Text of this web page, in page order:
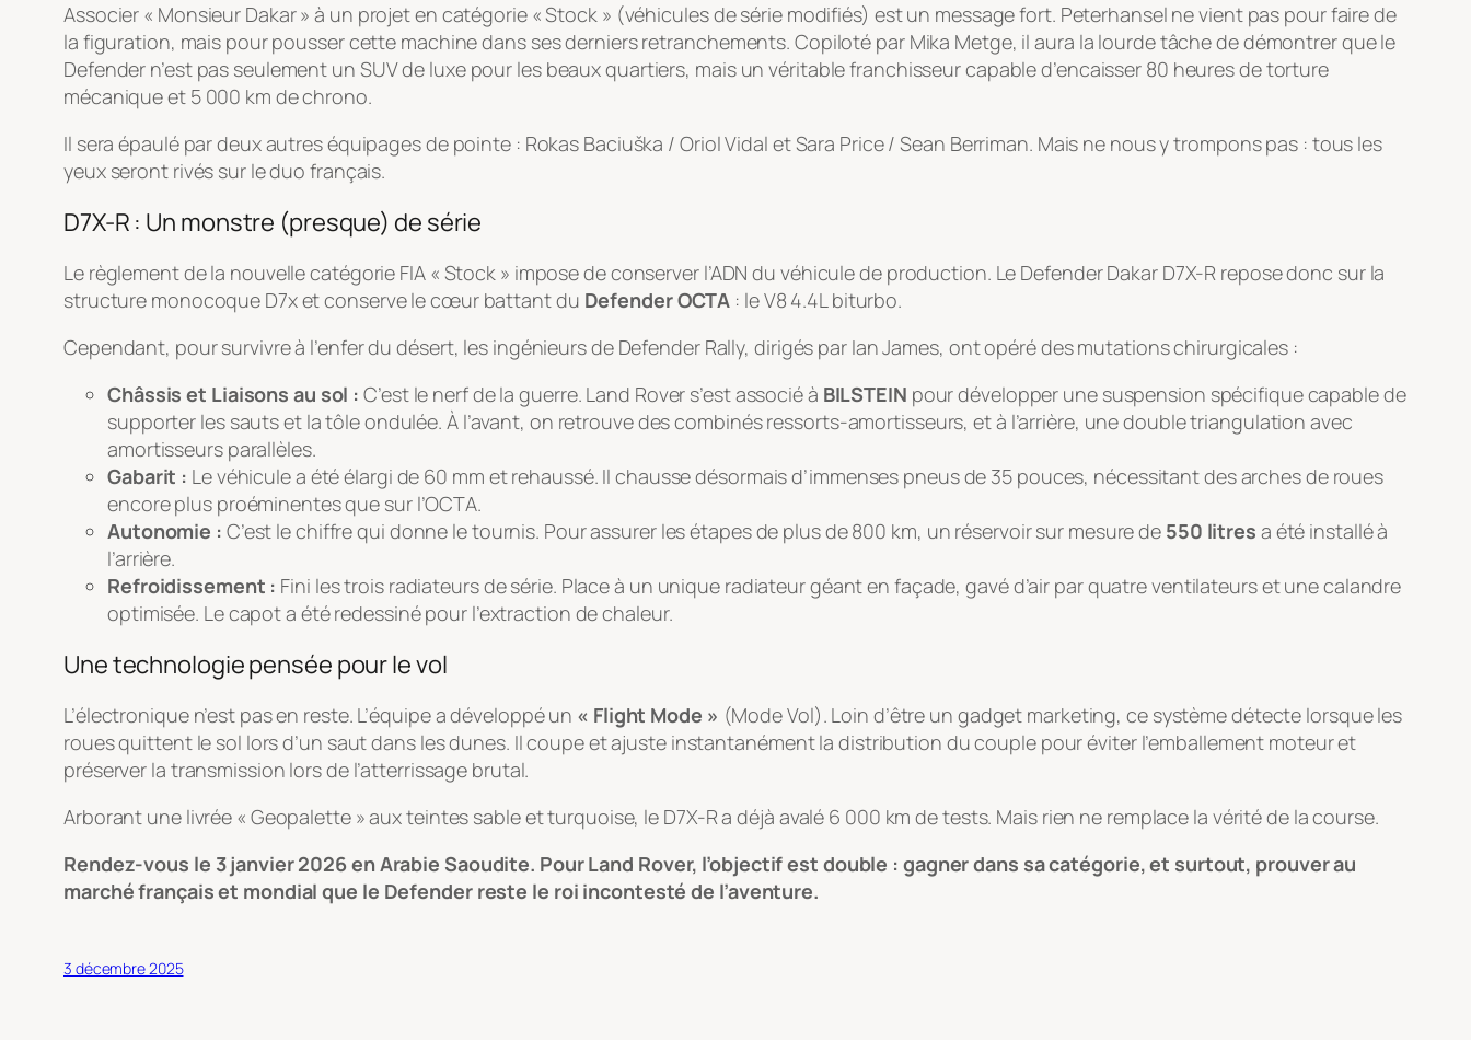
Associer « Monsieur Dakar » à un projet en catégorie « Stock » (véhicules de série modifiés) est un message fort. Peterhansel ne vient pas pour faire de
la figuration, mais pour pousser cette machine dans ses derniers retranchements. Copiloté par Mika Metge, il aura la lourde tâche de démontrer que le
Defender n’est pas seulement un SUV de luxe pour les beaux quartiers, mais un véritable franchisseur capable d’encaisser 80 heures de torture
mécanique et 5 000 km de chrono.
Il sera épaulé par deux autres équipages de pointe : Rokas Baciuška / Oriol Vidal et Sara Price / Sean Berriman. Mais ne nous y trompons pas : tous les
yeux seront rivés sur le duo français.
D7X-R : Un monstre (presque) de série
Le règlement de la nouvelle catégorie FIA « Stock » impose de conserver l’ADN du véhicule de production. Le Defender Dakar D7X-R repose donc sur la
structure monocoque D7x et conserve le cœur battant du Defender OCTA : le V8 4.4L biturbo.
Cependant, pour survivre à l’enfer du désert, les ingénieurs de Defender Rally, dirigés par Ian James, ont opéré des mutations chirurgicales :
Châssis et Liaisons au sol : C’est le nerf de la guerre. Land Rover s’est associé à BILSTEIN pour développer une suspension spécifique capable de
supporter les sauts et la tôle ondulée. À l’avant, on retrouve des combinés ressorts-amortisseurs, et à l’arrière, une double triangulation avec
amortisseurs parallèles.
Gabarit : Le véhicule a été élargi de 60 mm et rehaussé. Il chausse désormais d’immenses pneus de 35 pouces, nécessitant des arches de roues
encore plus proéminentes que sur l’OCTA.
Autonomie : C’est le chiffre qui donne le tournis. Pour assurer les étapes de plus de 800 km, un réservoir sur mesure de 550 litres a été installé à
l’arrière.
Refroidissement : Fini les trois radiateurs de série. Place à un unique radiateur géant en façade, gavé d’air par quatre ventilateurs et une calandre
optimisée. Le capot a été redessiné pour l’extraction de chaleur.
Une technologie pensée pour le vol
L’électronique n’est pas en reste. L’équipe a développé un « Flight Mode » (Mode Vol). Loin d’être un gadget marketing, ce système détecte lorsque les
roues quittent le sol lors d’un saut dans les dunes. Il coupe et ajuste instantanément la distribution du couple pour éviter l’emballement moteur et
préserver la transmission lors de l’atterrissage brutal.
Arborant une livrée « Geopalette » aux teintes sable et turquoise, le D7X-R a déjà avalé 6 000 km de tests. Mais rien ne remplace la vérité de la course.
Rendez-vous le 3 janvier 2026 en Arabie Saoudite. Pour Land Rover, l’objectif est double : gagner dans sa catégorie, et surtout, prouver au
marché français et mondial que le Defender reste le roi incontesté de l’aventure.
3 décembre 2025